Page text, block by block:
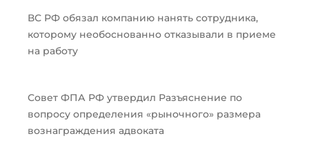
ВС РФ обязал компанию нанять сотрудника,
которому необоснованно отказывали в приеме
на работу
Совет ФПА РФ утвердил Разъяснение по
вопросу определения «рыночного» размера
вознаграждения адвоката